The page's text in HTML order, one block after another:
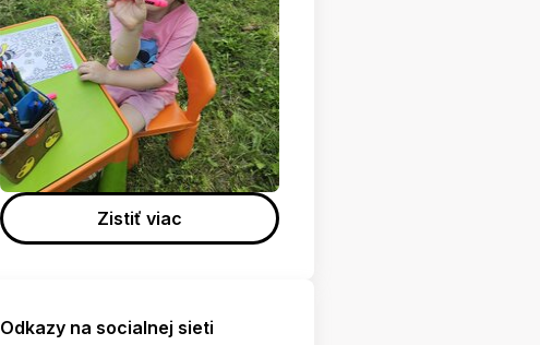
Zistiť viac
Odkazy na socialnej sieti